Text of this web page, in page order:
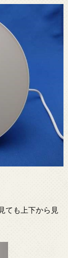
ても上下から見